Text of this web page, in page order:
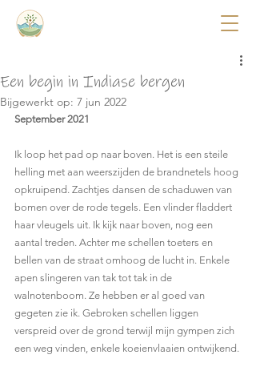
Een begin in Indiase bergen
Bijgewerkt op: 7 jun 2022
September 2021
Ik loop het pad op naar boven. Het is een steile
helling met aan weerszijden de brandnetels hoog
opkruipend. Zachtjes dansen de schaduwen van
bomen over de rode tegels. Een vlinder fladdert
haar vleugels uit. Ik kijk naar boven, nog een
aantal treden. Achter me schellen toeters en
bellen van de straat omhoog de lucht in. Enkele
apen slingeren van tak tot tak in de
walnotenboom. Ze hebben er al goed van
gegeten zie ik. Gebroken schellen liggen
verspreid over de grond terwijl mijn gympen zich
een weg vinden, enkele koeienvlaaien ontwijkend.